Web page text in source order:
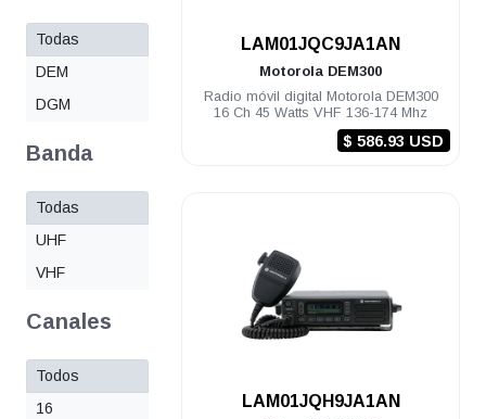
Todas
DEM
DGM
Banda
Todas
UHF
VHF
Canales
Todos
16
LAM01JQC9JA1AN
Motorola DEM300
Radio móvil digital Motorola DEM300
16 Ch 45 Watts VHF 136-174 Mhz
$ 586.93 USD
LAM01JQH9JA1AN